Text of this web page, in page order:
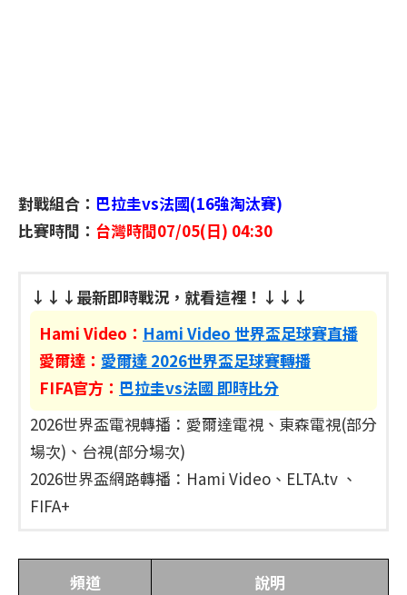
對戰組合： 巴拉圭vs法國(16強淘汰賽)
比賽時間： 台灣時間07/05(日) 04:30
↓↓↓最新即時戰況，就看這裡！↓↓↓
Hami Video： Hami Video 世界盃足球賽直播
愛爾達： 愛爾達 2026世界盃足球賽轉播
FIFA官方： 巴拉圭vs法國 即時比分
2026世界盃電視轉播：愛爾達電視、東森電視(部分
場次)、台視(部分場次)
2026世界盃網路轉播：Hami Video、ELTA.tv 、
FIFA+
頻道 說明